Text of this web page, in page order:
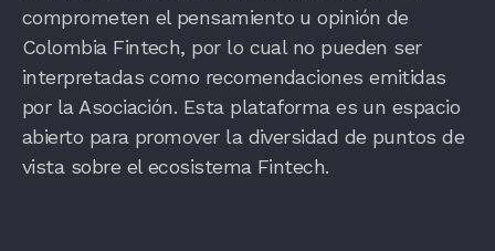
comprometen el pensamiento u opinión de
Colombia Fintech, por lo cual no pueden ser
interpretadas como recomendaciones emitidas
por la Asociación. Esta plataforma es un espacio
abierto para promover la diversidad de puntos de
vista sobre el ecosistema Fintech.